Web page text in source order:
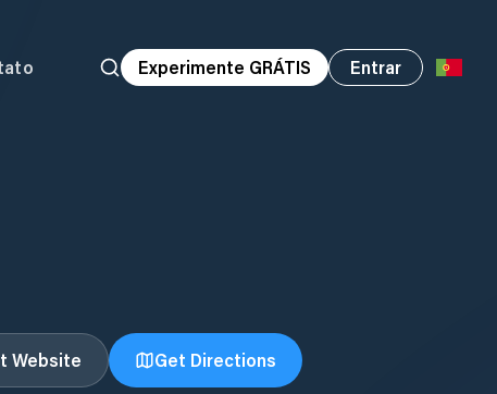
Experimente GRÁTIS Entrar
Website Get Directions